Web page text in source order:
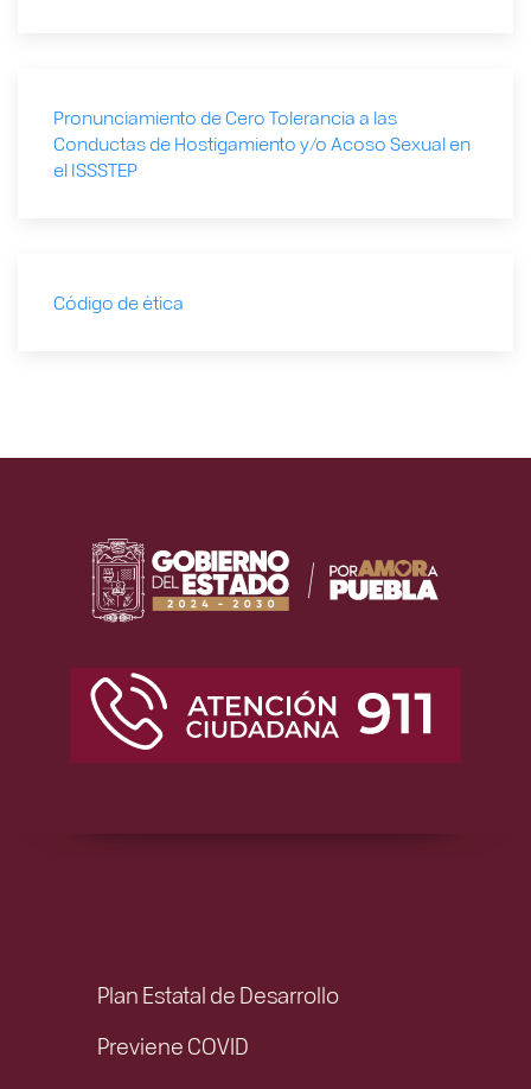
Pronunciamiento de Cero Tolerancia a las
Conductas de Hostigamiento y/o Acoso Sexual en
el ISSSTEP
Código de ética
Plan Estatal de Desarrollo
Previene COVID